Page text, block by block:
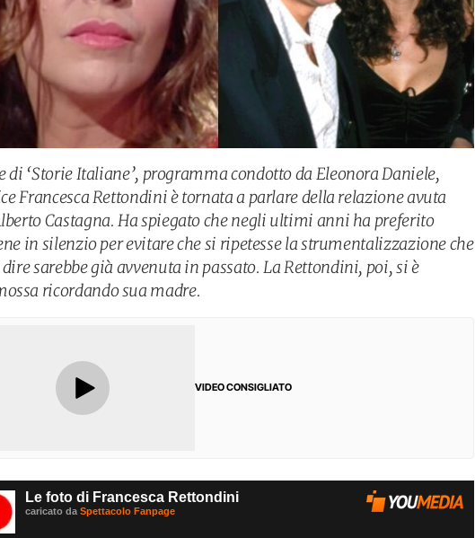
di ‘Storie Italiane’, programma condotto da Eleonora Daniele,
Francesca Rettondini è tornata a parlare della relazione avuta
Castagna. Ha spiegato che negli ultimi anni ha preferito
in silenzio per evitare che si ripetesse la strumentalizzazione che
dire sarebbe già avvenuta in passato. La Rettondini, poi, si è
ricordando sua madre.
VIDEO CONSIGLIATO